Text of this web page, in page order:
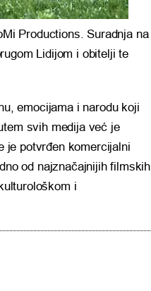
Productions.Suradnja na
Lidijom i obitelji te
emocijama i narodu koji
svih medija već je
je potvrđen komercijalni
od najznačajnijih filmskih
i